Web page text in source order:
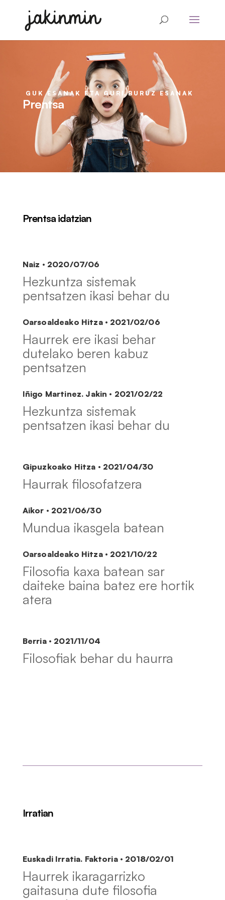
GUK ESANAK ETA GURI BURUZ ESANAK
Prentsa
Prentsa idatzian
Naiz · 2020/07/06
Hezkuntza sistemak
pentsatzen ikasi behar du
Oarsoaldeako Hitza · 2021/02/06
Haurrek ere ikasi behar
dutelako beren kabuz
pentsatzen
Iñigo Martinez. Jakin · 2021/02/22
Hezkuntza sistemak
pentsatzen ikasi behar du
Gipuzkoako Hitza · 2021/04/30
Haurrak filosofatzera
Aikor · 2021/06/30
Mundua ikasgela batean
Oarsoaldeako Hitza · 2021/10/22
Filosofia kaxa batean sar
daiteke baina batez ere hortik
atera
Berria · 2021/11/04
Filosofiak behar du haurra
Irratian
Euskadi Irratia. Faktoria · 2018/02/01
Haurrek ikaragarrizko
gaitasuna dute filosofia